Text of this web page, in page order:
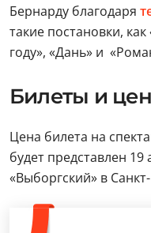
Бернарду благодаря
такие постановки,
году», «Дань» и
Билеты и
Цена билета на
будет представлен 19
«Выборгский» в